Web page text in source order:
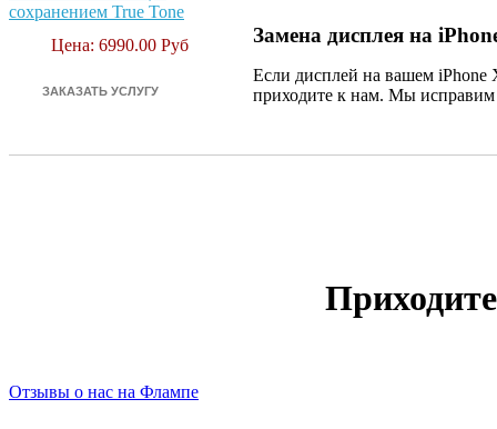
Цена: 6990.00 Руб Замена дисплея на
Если дисплей на вашем iPhone
приходите к нам. Мы исправим
Отзывы о нас на Флампе